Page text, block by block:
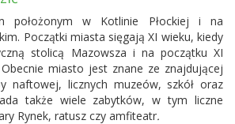
położonym w Kotlinie Płockiej i na
Początki miasta sięgają XI wieku, kiedy
stolicą Mazowsza i na początku XI
miasto jest znane ze znajdującej
naftowej, licznych muzeów, szkół oraz
także wiele zabytków, w tym liczne
Rynek, ratusz czy amfiteatr.